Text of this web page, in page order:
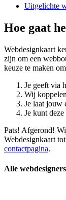
Uitgelichte
Hoe gaat
Webdesignkaart
zijn om een
keuze te maken
Je geeft via
Wij
Je laat jouw
Je kunt
Pats! Afgerond!
Webdesignkaart
contactpagina.
Alle